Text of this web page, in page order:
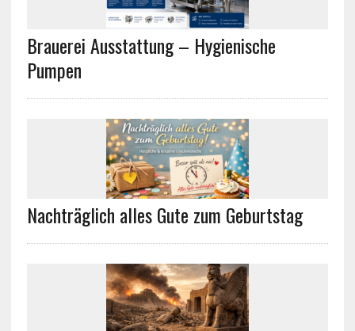
Brauerei Ausstattung – Hygienische
Pumpen
Nachträglich alles Gute zum Geburtstag